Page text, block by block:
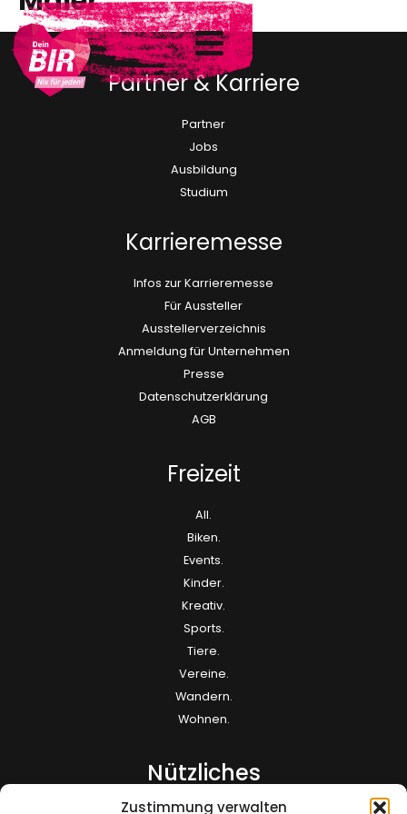
Zustimmung verwalten
Partner & Karriere
Partner
Jobs
Ausbildung
Studium
Karrieremesse
Infos zur Karrieremesse
Für Aussteller
Ausstellerverzeichnis
Anmeldung für Unternehmen
Presse
Datenschutzerklärung
AGB
Freizeit
All.
Biken.
Events.
Kinder.
Kreativ.
Sports.
Tiere.
Vereine.
Wandern.
Wohnen.
Nützliches